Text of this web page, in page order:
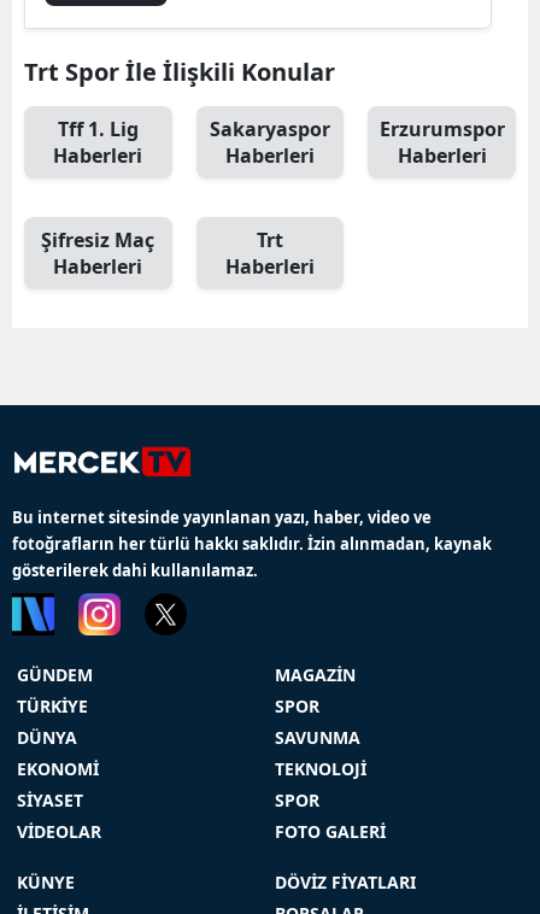
Trt Spor İle İlişkili Konular
Tff 1. Lig
Haberleri
Sakaryaspor
Haberleri
Erzurumspor
Haberleri
Şifresiz Maç
Haberleri
Trt
Haberleri
Bu internet sitesinde yayınlanan yazı, haber, video ve
fotoğrafların her türlü hakkı saklıdır. İzin alınmadan, kaynak
gösterilerek dahi kullanılamaz.
GÜNDEM
TÜRKİYE
DÜNYA
EKONOMİ
SİYASET
VİDEOLAR
MAGAZİN
SPOR
SAVUNMA
TEKNOLOJİ
SPOR
FOTO GALERİ
KÜNYE
DÖVİZ FİYATLARI